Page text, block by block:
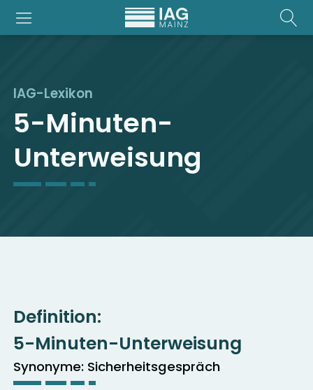
IAG-Lexikon
5-Minuten-
Unterweisung
Definition:
5-Minuten-Unterweisung
Synonyme: Sicherheitsgespräch